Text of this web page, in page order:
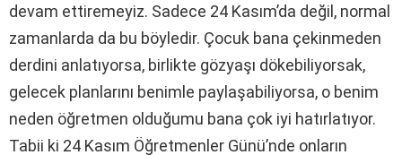
devam ettiremeyiz. Sadece 24 Kasım’da değil, normal
zamanlarda da bu böyledir. Çocuk bana çekinmeden
derdini anlatıyorsa, birlikte gözyaşı dökebiliyorsak,
gelecek planlarını benimle paylaşabiliyorsa, o benim
neden öğretmen olduğumu bana çok iyi hatırlatıyor.
Tabii ki 24 Kasım Öğretmenler Günü’nde onların